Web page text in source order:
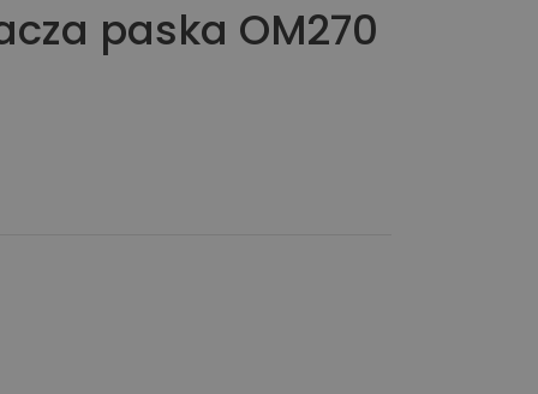
paska OM270